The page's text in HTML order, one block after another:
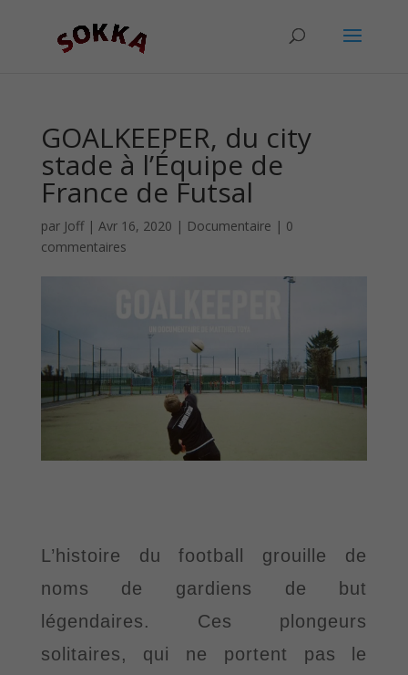
GOALKEEPER, du city
stade à l’Équipe de
France de Futsal
par Joff| Avr 16, 2020 | Documentaire | 0
commentaires
L’histoire du football grouille de
noms de gardiens de but
légendaires. Ces plongeurs
solitaires, qui ne portent pas le